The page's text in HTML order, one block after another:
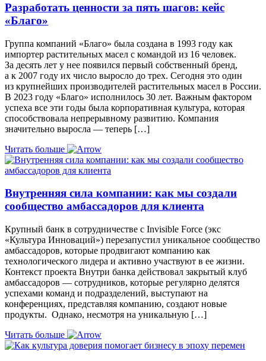
Разработать ценности за пять шагов: кейс
«Благо»
Группа компаний «Благо» была создана в 1993 году как
импортер растительных масел с командой из 16 человек.
За десять лет у нее появился первый собственный бренд,
а к 2007 году их число выросло до трех. Сегодня это один
из крупнейших производителей растительных масел в России.
В 2023 году «Благо» исполнилось 30 лет. Важным фактором
успеха все эти годы была корпоративная культура, которая
способствовала непрерывному развитию. Компания
значительно выросла — теперь […]
Читать больше
Внутренняя сила компании: как мы создали
сообщество амбассадоров для клиента
Крупный банк в сотрудничестве с Invisible Force (экс
«Культура Инноваций») перезапустил уникальное сообщество
амбассадоров, которые продвигают компанию как
технологического лидера и активно участвуют в ее жизни.
Контекст проекта Внутри банка действовал закрытый клуб
амбассадоров — сотрудников, которые регулярно делятся
успехами команд и подразделений, выступают на
конференциях, представляя компанию, создают новые
продукты. Однако, несмотря на уникальную […]
Читать больше